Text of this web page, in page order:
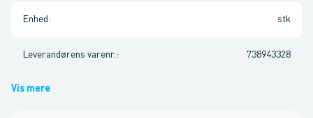
Enhed : stk
Leverandørens varenr. : 738943328
Vis mere